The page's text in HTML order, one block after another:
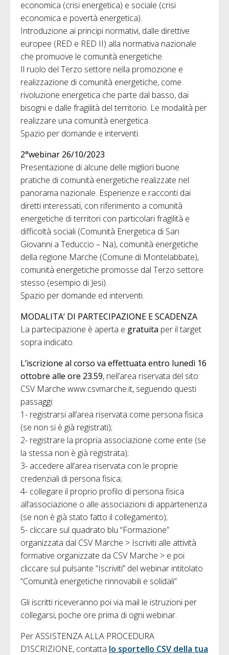
economica (crisi energetica) e sociale (crisi
economica e povertà energetica).
Introduzione ai principi normativi, dalle direttive
europee (RED e RED II) alla normativa nazionale
che promuove le comunità energetiche.
Il ruolo del Terzo settore nella promozione e
realizzazione di comunità energetiche, come
rivoluzione energetica che parte dal basso, dai
bisogni e dalle fragilità del territorio. Le modalità per
realizzare una comunità energetica.
Spazio per domande e interventi.
2°webinar 26/10/2023
Presentazione di alcune delle migliori buone
pratiche di comunità energetiche realizzate nel
panorama nazionale. Esperienze e racconti dai
diretti interessati, con riferimento a comunità
energetiche di territori con particolari fragilità e
difficoltà sociali (Comunità Energetica di San
Giovanni a Teduccio – Na), comunità energetiche
della regione Marche (Comune di Montelabbate),
comunità energetiche promosse dal Terzo settore
stesso (esempio di Jesi).
Spazio per domande ed interventi.
MODALITA’ DI PARTECIPAZIONE E SCADENZA
La partecipazione è aperta e gratuita per il target
sopra indicato.
L’iscrizione al corso va effettuata entro lunedì 16
ottobre alle ore 23.59, nell’area riservata del sito
CSV Marche www.csvmarche.it, seguendo questi
passaggi:
1- registrarsi all’area riservata come persona fisica
(se non si è già registrati);
2- registrare la propria associazione come ente (se
la stessa non è già registrata);
3- accedere all’area riservata con le proprie
credenziali di persona fisica;
4- collegare il proprio profilo di persona fisica
all’associazione o alle associazioni di appartenenza
(se non è già stato fatto il collegamento);
5- cliccare sul quadrato blu “Formazione”
organizzata dal CSV Marche > Iscriviti alle attività
formative organizzate da CSV Marche > e poi
cliccare sul pulsante “Iscriviti” del webinar intitolato
“Comunità energetiche rinnovabili e solidali”
Gli iscritti riceveranno poi via mail le istruzioni per
collegarsi, poche ore prima di ogni webinar.
Per ASSISTENZA ALLA PROCEDURA
D’ISCRIZIONE, contatta lo sportello CSV della tua